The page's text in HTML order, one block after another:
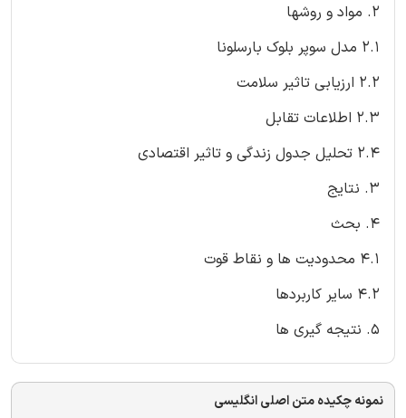
2. مواد و روشها
2.1 مدل سوپر بلوک بارسلونا
2.2 ارزیابی تاثیر سلامت
2.3 اطلاعات تقابل
2.4 تحلیل جدول زندگی و تاثیر اقتصادی
3. نتایج
4. بحث
4.1 محدودیت ها و نقاط قوت
4.2 سایر کاربردها
5. نتیجه گیری ها
نمونه چکیده متن اصلی انگلیسی